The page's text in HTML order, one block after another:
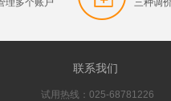
理多个账户 三种调
联系我们
试用热线：025-68781226